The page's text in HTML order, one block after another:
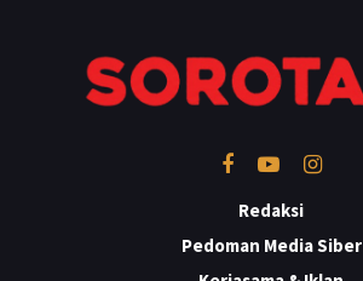
Redaksi
Pedoman Media Siber